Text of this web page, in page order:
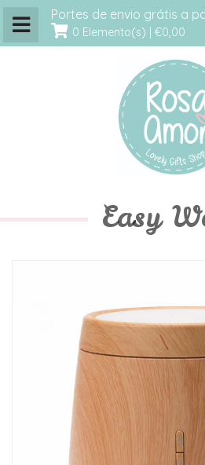
Portes de envio grátis a
0 Elemento(s) | €0,00
Easy